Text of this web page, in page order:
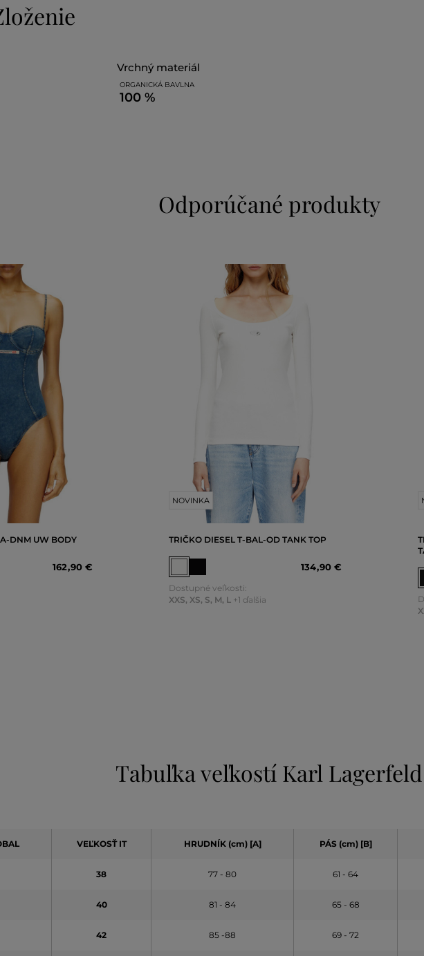
vrchný materiál
ORGANICKÁ BAVLNA
100 %
Odporúčané produkty
DNM UW BODY
162,90 €
NOVINKA
TRIČKO DIESEL T-BAL-OD TANK TOP
134,90 €
Dostupné veľkosti:
XXS, XS, S, M, L +1 ďalšia
Tabuľka veľkostí Karl Lagerfeld
VEĽKOSŤ IT HRUDNÍK (cm) [A] PÁS (cm) [B]
38 77 - 80 61 - 64
40 81 - 84 65 - 68
42 85 -88 69 - 72